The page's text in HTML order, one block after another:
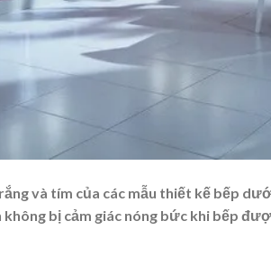
và tím của các mẫu thiết kế bếp
bị cảm giác nóng bức khi bếp